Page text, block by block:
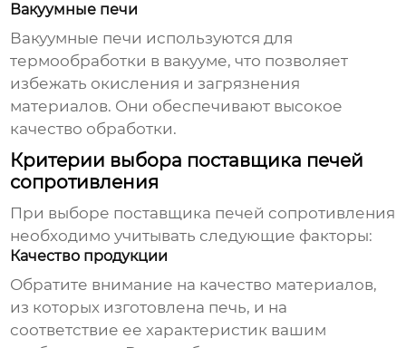
Вакуумные печи
Вакуумные печи используются для
термообработки в вакууме, что позволяет
избежать окисления и загрязнения
материалов. Они обеспечивают высокое
качество обработки.
Критерии выбора поставщика печей
сопротивления
При выборе поставщика печей сопротивления
необходимо учитывать следующие факторы:
Качество продукции
Обратите внимание на качество материалов,
из которых изготовлена печь, и на
соответствие ее характеристик вашим